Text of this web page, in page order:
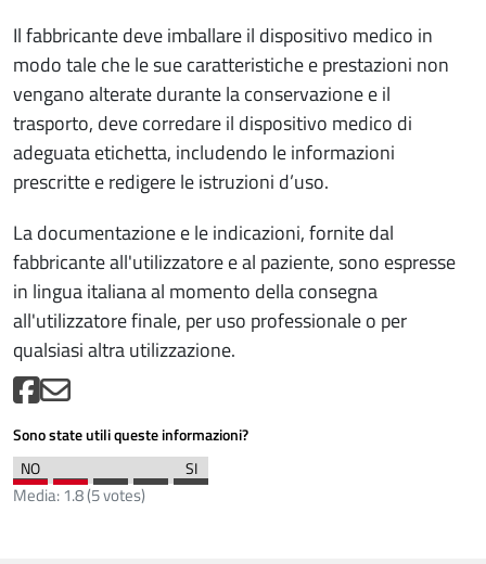
Il fabbricante deve imballare il dispositivo medico in
modo tale che le sue caratteristiche e prestazioni non
vengano alterate durante la conservazione e il
trasporto, deve corredare il dispositivo medico di
adeguata etichetta, includendo le informazioni
prescritte e redigere le istruzioni d’uso.
La documentazione e le indicazioni, fornite dal
fabbricante all'utilizzatore e al paziente, sono espresse
in lingua italiana al momento della consegna
all'utilizzatore finale, per uso professionale o per
qualsiasi altra utilizzazione.
Sono state utili queste informazioni?
Media:1.8(5votes)